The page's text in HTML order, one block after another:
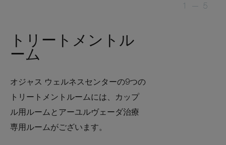
1 — 5
トリートメントル
ーム
オジャス ウェルネスセンターの9つの
トリートメントルームには、カップ
ル用ルームとアーユルヴェーダ治療
専用ルームがございます。